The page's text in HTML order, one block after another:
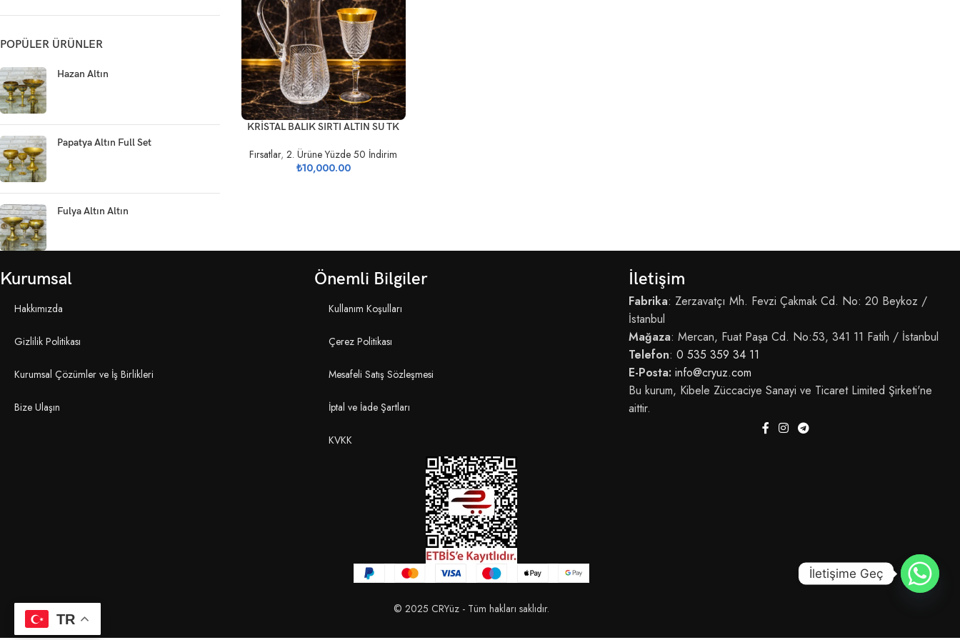
POPÜLER ÜRÜNLER
Hazan Altın
Papatya Altın Full Set
Fulya Altın Altın
SEPETE EKLE
KRİSTAL BALIK SIRTI ALTIN SU TK
Fırsatlar,2. Ürüne Yüzde 50 İndirim
₺10,000.00
Kurumsal Önemli Bilgiler İletişim
Hakkımızda
Gizlilik Politikası
Kurumsal Çözümler ve İş Birlikleri
Bize Ulaşın
Kullanım Koşulları
Çerez Politikası
Mesafeli Satış Sözleşmesi
İptal ve İade Şartları
KVKK
Fabrika: Zerzavatçı Mh. Fevzi Çakmak Cd. No: 20 Beykoz /
İstanbul
Mağaza: Mercan, Fuat Paşa Cd. No:53, 341 11 Fatih / İstanbul
Telefon: 0 535 359 34 11
E-Posta: info@cryuz.com
Bu kurum, Kibele Züccaciye Sanayi ve Ticaret Limited Şirketi'ne
aittir.
© 2025 CRYüz - Tüm hakları saklıdır.
TR
İletişime Geç